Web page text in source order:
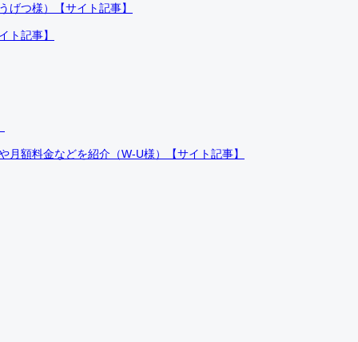
げつ様）【サイト記事】
ト記事】
額料金などを紹介（W-U様）【サイト記事】